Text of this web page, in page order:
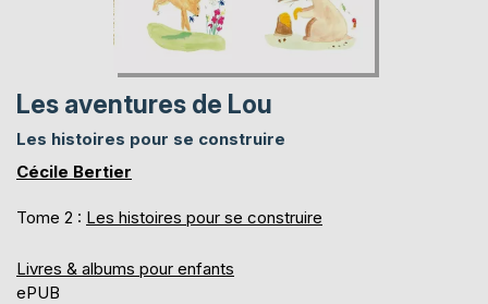
Les aventures de Lou
Les histoires pour se construire
Cécile Bertier
Tome 2 : Les histoires pour se construire
Livres & albums pour enfants
ePUB